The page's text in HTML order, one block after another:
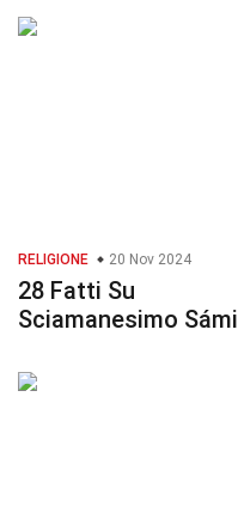
RELIGIONE 20 Nov 2024
28 Fatti Su
Sciamanesimo Sámi